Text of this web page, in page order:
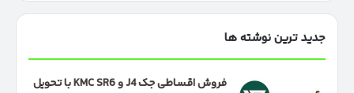
جدید ترین نوشته ها
فروش اقساطی جک J4 و KMC SR6 با تحویل